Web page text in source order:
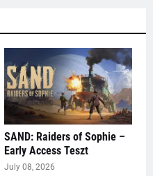
SAND: Raiders of Sophie –
Early Access Teszt
July 08, 2026